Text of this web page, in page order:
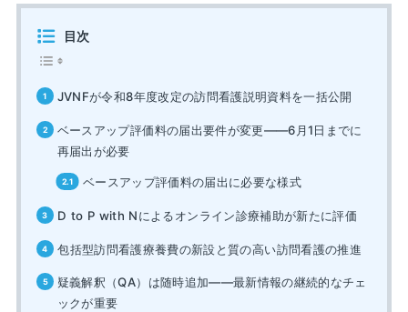
目次
JVNFが令和8年度改定の訪問看護説明資料を一括公開
ベースアップ評価料の届出要件が変更——6月1日までに
再届出が必要
ベースアップ評価料の届出に必要な様式
D to P with Nによるオンライン診療補助が新たに評価
包括型訪問看護療養費の新設と質の高い訪問看護の推進
疑義解釈（QA）は随時追加——最新情報の継続的なチェ
ックが重要